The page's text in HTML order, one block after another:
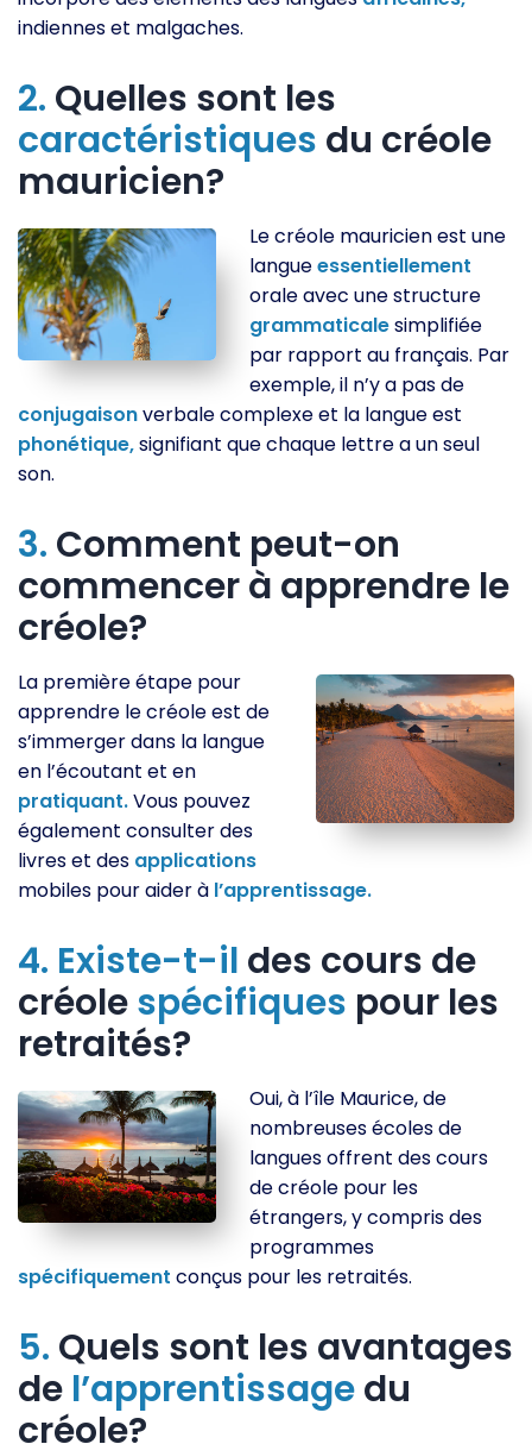
indiennes et malgaches.
2. Quelles sont les
caractéristiques du créole
mauricien?
Le créole mauricien est une
langueessentiellement
orale avec une structure
grammaticalesimplifiée
par rapport au français. Par
exemple, il n’y a pas de
conjugaisonverbale complexe et la langue est
phonétique,signifiant que chaque lettre a un seul
son.
3. Comment peut-on
commencer à apprendre le
créole?
La première étape pour
apprendre le créole est de
s’immerger dans la langue
en l’écoutant et en
pratiquant.Vous pouvez
également consulter des
livres et des applications
mobiles pour aider à l’apprentissage.
4. Existe-t-il des cours de
créolespécifiques pour les
retraités?
Oui, à l’île Maurice, de
nombreuses écoles de
langues offrent des cours
de créole pour les
étrangers, y compris des
programmes
spécifiquement conçus pour les retraités.
5. Quels sont les avantages
de l’apprentissagedu
créole?